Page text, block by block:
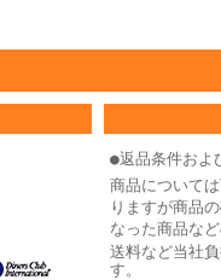
●返品条件およ
商品について
りますが商品
なった商品な
送料など当社
す。